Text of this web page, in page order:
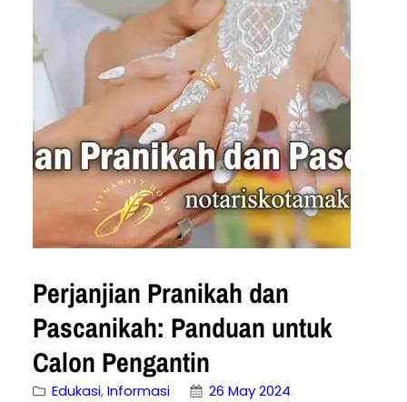
Perjanjian Pranikah dan
Pascanikah: Panduan untuk
Calon Pengantin
Edukasi, Informasi
26 May 2024